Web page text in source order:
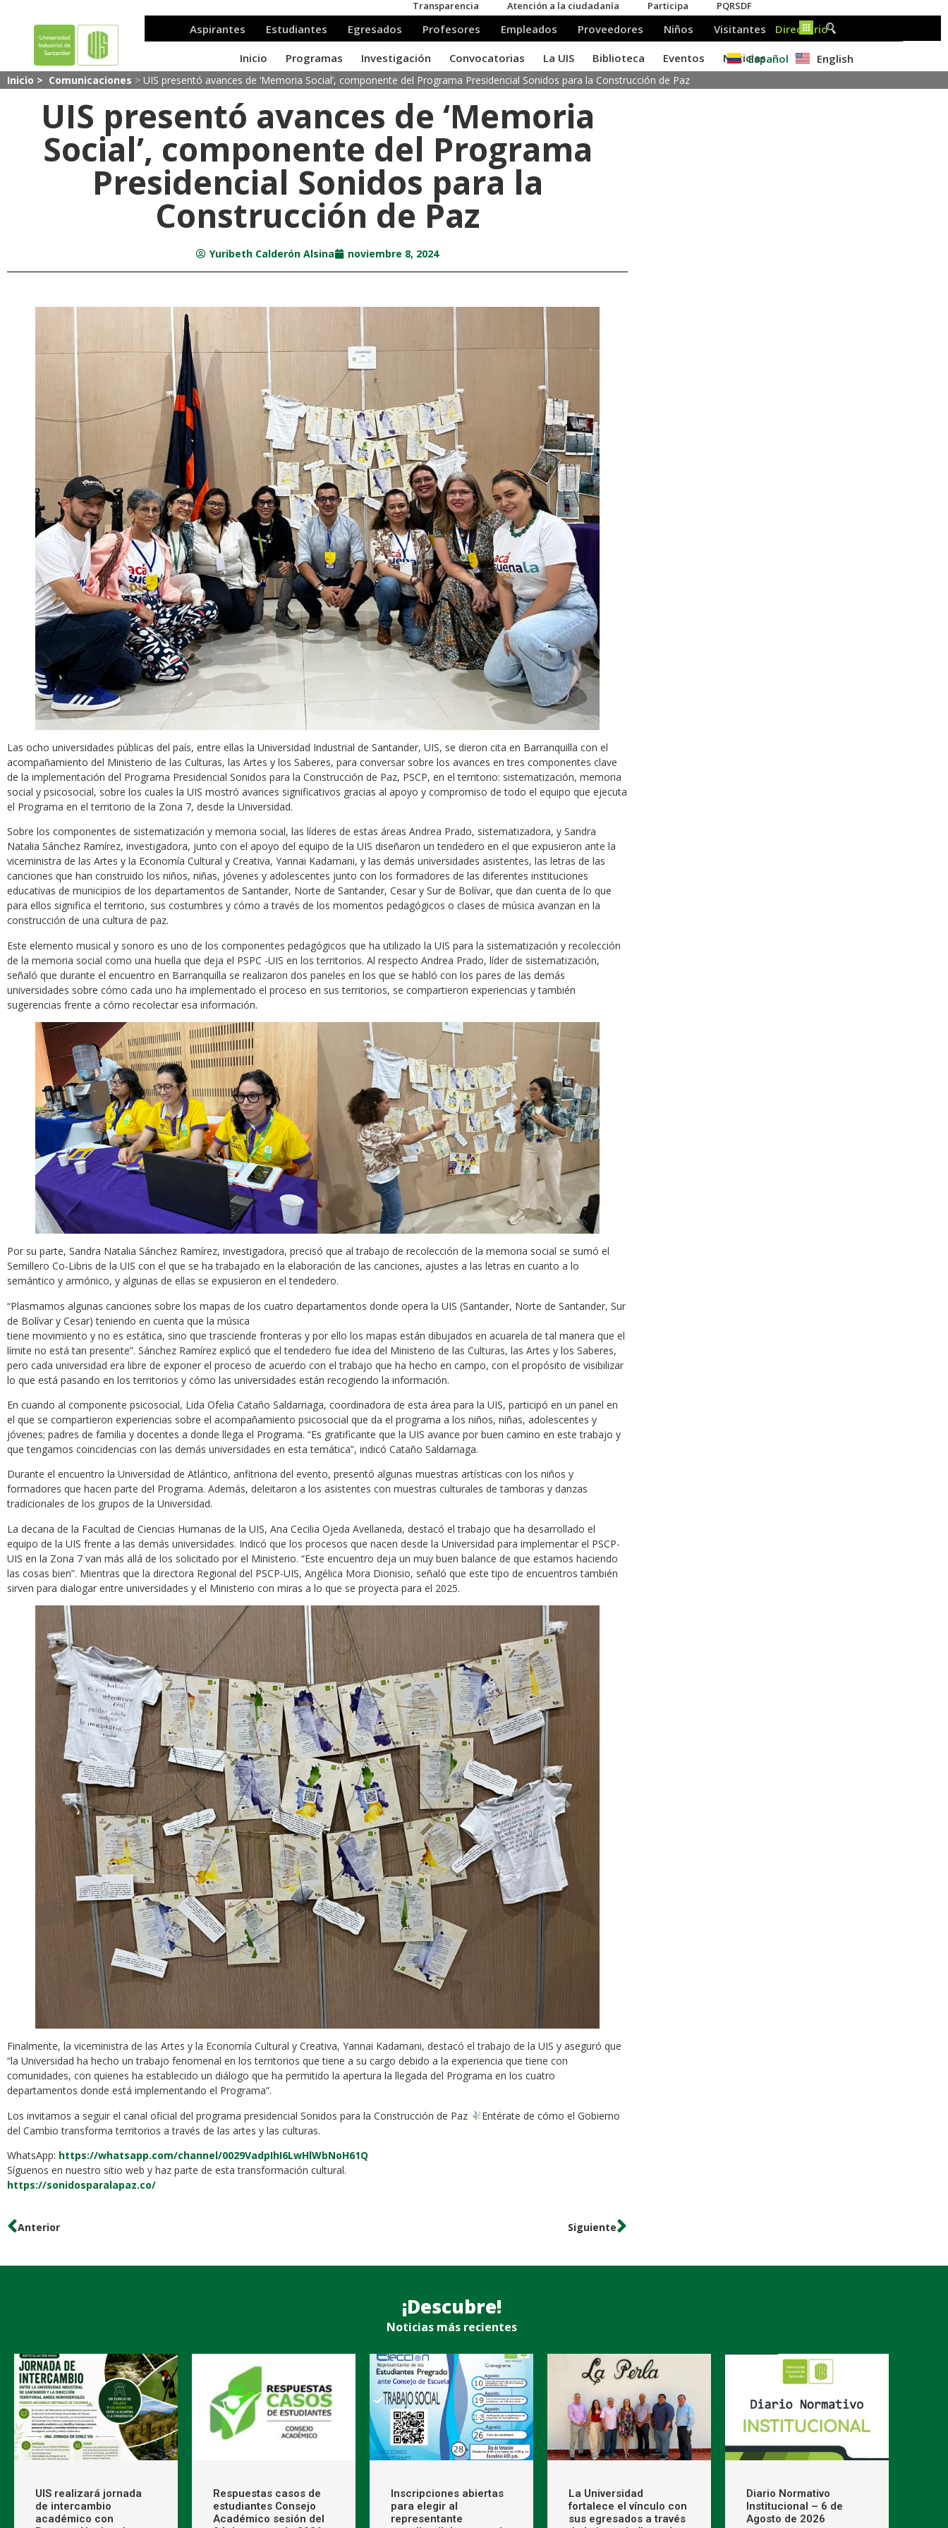
Español English
Inicio > Comunicaciones > UIS presentó avances de ‘Memoria Social’, componente del Programa Presidencial Sonidos para la Construcción de Paz
UIS presentó avances de ‘Memoria
Social’, componente del Programa
Presidencial Sonidos para la
Construcción de Paz
Yuribeth Calderón Alsina noviembre 8, 2024
Las ocho universidades públicas del país, entre ellas la Universidad Industrial de Santander, UIS, se dieron cita en Barranquilla con el
acompañamiento del Ministerio de las Culturas, las Artes y los Saberes, para conversar sobre los avances en tres componentes clave
de la implementación del Programa Presidencial Sonidos para la Construcción de Paz, PSCP, en el territorio: sistematización, memoria
social y psicosocial, sobre los cuales la UIS mostró avances significativos gracias al apoyo y compromiso de todo el equipo que ejecuta
el Programa en el territorio de la Zona 7, desde la Universidad.
Sobre los componentes de sistematización y memoria social, las líderes de estas áreas Andrea Prado, sistematizadora, y Sandra
Natalia Sánchez Ramírez, investigadora, junto con el apoyo del equipo de la UIS diseñaron un tendedero en el que expusieron ante la
viceministra de las Artes y la Economía Cultural y Creativa, Yannai Kadamani, y las demás universidades asistentes, las letras de las
canciones que han construido los niños, niñas, jóvenes y adolescentes junto con los formadores de las diferentes instituciones
educativas de municipios de los departamentos de Santander, Norte de Santander, Cesar y Sur de Bolívar, que dan cuenta de lo que
para ellos significa el territorio, sus costumbres y cómo a través de los momentos pedagógicos o clases de música avanzan en la
construcción de una cultura de paz.
Este elemento musical y sonoro es uno de los componentes pedagógicos que ha utilizado la UIS para la sistematización y recolección
de la memoria social como una huella que deja el PSPC -UIS en los territorios. Al respecto Andrea Prado, líder de sistematización,
señaló que durante el encuentro en Barranquilla se realizaron dos paneles en los que se habló con los pares de las demás
universidades sobre cómo cada uno ha implementado el proceso en sus territorios, se compartieron experiencias y también
sugerencias frente a cómo recolectar esa información.
Por su parte, Sandra Natalia Sánchez Ramírez, investigadora, precisó que al trabajo de recolección de la memoria social se sumó el
Semillero Co-Libris de la UIS con el que se ha trabajado en la elaboración de las canciones, ajustes a las letras en cuanto a lo
semántico y armónico, y algunas de ellas se expusieron en el tendedero.
“Plasmamos algunas canciones sobre los mapas de los cuatro departamentos donde opera la UIS (Santander, Norte de Santander, Sur
de Bolívar y Cesar) teniendo en cuenta que la música
tiene movimiento y no es estática, sino que trasciende fronteras y por ello los mapas están dibujados en acuarela de tal manera que el
límite no está tan presente”. Sánchez Ramírez explicó que el tendedero fue idea del Ministerio de las Culturas, las Artes y los Saberes,
pero cada universidad era libre de exponer el proceso de acuerdo con el trabajo que ha hecho en campo, con el propósito de visibilizar
lo que está pasando en los territorios y cómo las universidades están recogiendo la información.
En cuando al componente psicosocial, Lida Ofelia Cataño Saldarriaga, coordinadora de esta área para la UIS, participó en un panel en
el que se compartieron experiencias sobre el acompañamiento psicosocial que da el programa a los niños, niñas, adolescentes y
jóvenes; padres de familia y docentes a donde llega el Programa. “Es gratificante que la UIS avance por buen camino en este trabajo y
que tengamos coincidencias con las demás universidades en esta temática”, indicó Cataño Saldarriaga.
Durante el encuentro la Universidad de Atlántico, anfitriona del evento, presentó algunas muestras artísticas con los niños y
formadores que hacen parte del Programa. Además, deleitaron a los asistentes con muestras culturales de tamboras y danzas
tradicionales de los grupos de la Universidad.
La decana de la Facultad de Ciencias Humanas de la UIS, Ana Cecilia Ojeda Avellaneda, destacó el trabajo que ha desarrollado el
equipo de la UIS frente a las demás universidades. Indicó que los procesos que nacen desde la Universidad para implementar el PSCP-
UIS en la Zona 7 van más allá de los solicitado por el Ministerio. “Este encuentro deja un muy buen balance de que estamos haciendo
las cosas bien”. Mientras que la directora Regional del PSCP-UIS, Angélica Mora Dionisio, señaló que este tipo de encuentros también
sirven para dialogar entre universidades y el Ministerio con miras a lo que se proyecta para el 2025.
Finalmente, la viceministra de las Artes y la Economía Cultural y Creativa, Yannai Kadamani, destacó el trabajo de la UIS y aseguró que
“la Universidad ha hecho un trabajo fenomenal en los territorios que tiene a su cargo debido a la experiencia que tiene con
comunidades, con quienes ha establecido un diálogo que ha permitido la apertura la llegada del Programa en los cuatro
departamentos donde está implementando el Programa”.
Los invitamos a seguir el canal oficial del programa presidencial Sonidos para la Construcción de Paz
Entérate de cómo el Gobierno
del Cambio transforma territorios a través de las artes y las culturas.
WhatsApp: https://whatsapp.com/channel/0029VadpIhI6LwHlWbNoH61Q
Síguenos en nuestro sitio web y haz parte de esta transformación cultural.
https://sonidosparalapaz.co/
Anterior Siguiente
¡Descubre!
Noticias más recientes
UIS realizará jornada
de intercambio
académico con
Respuestas casos de
estudiantes Consejo
Académico sesión del
Inscripciones abiertas
para elegir al
representante
La Universidad
fortalece el vínculo con
sus egresados a través
Diario Normativo
Institucional – 6 de
Agosto de 2026